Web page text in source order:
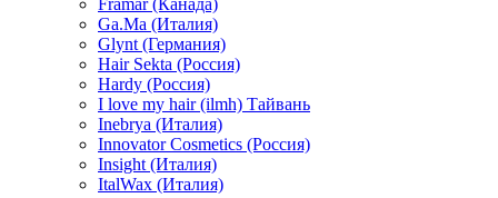
Framar (Канада)
Ga.Ma (Италия)
Glynt (Германия)
Hair Sekta (Россия)
Hardy (Россия)
I love my hair (ilmh) Тайвань
Inebrya (Италия)
Innovator Cosmetics (Россия)
Insight (Италия)
ItalWax (Италия)